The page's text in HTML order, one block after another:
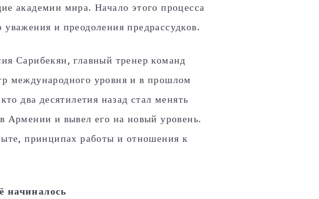
академии мира. Начало этого процесса
и преодоления предрассудков.
Сарибекян, главный тренер команд
уровня и в прошлом
два десятилетия назад стал менять
Армении и вывел его на новый уровень.
принципах работы и отношения к
начиналось